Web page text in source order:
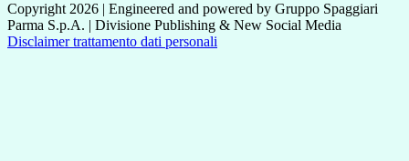
Copyright 2026 | Engineered and powered by Gruppo Spaggiari
Parma S.p.A. | Divisione Publishing & New Social Media
Disclaimer trattamento dati personali